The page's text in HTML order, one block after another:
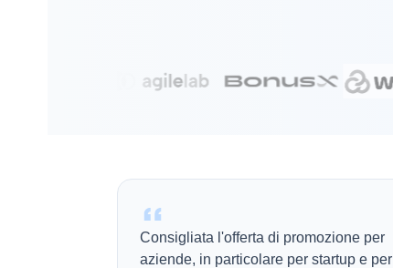
Consigliata l'offerta di promozione per
aziende, in particolare per startup e per